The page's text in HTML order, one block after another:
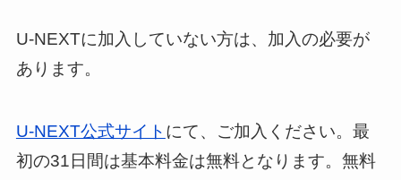
U-NEXTに加入していない方は、加入の必要が
あります。
U-NEXT公式サイト にて、ご加入ください。最
初の31日間は基本料金は無料となります。無料